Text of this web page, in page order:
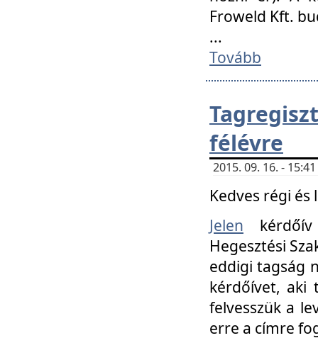
Froweld Kft.
...
Tovább
félévre
2015. 09. 16. -
Kedves régi
Jelen
Hegesztési
eddigi tagság
kérdőívet, aki
felvesszük a
erre a címre